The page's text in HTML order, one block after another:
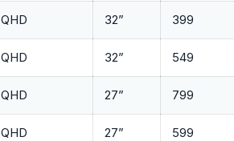
QHD 32” 399
QHD 32” 549
QHD 27” 799
QHD 27” 599